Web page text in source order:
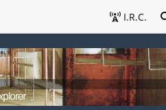
I.R.C.